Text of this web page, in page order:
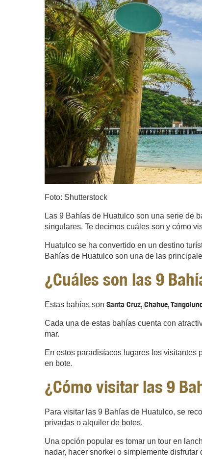
Foto: Shutterstock
Las 9 Bahías de Huatulco son una serie de
singulares. Te decimos cuáles son y cómo
Huatulco se ha convertido en un destino
Bahías de Huatulco son una de las
¿Cuáles son las 9
Estas bahías son Santa Cruz, Chahue,
Cada una de estas bahías cuenta con
mar.
En estos paradisíacos lugares los visitantes
en bote.
¿Cómo visitar las 9
Para visitar las 9 Bahías de Huatulco, se
privadas o alquiler de botes.
Una opción popular es tomar un tour en
nadar, hacer snorkel o simplemente disfrutar